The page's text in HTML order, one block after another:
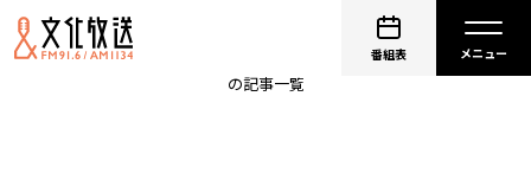
番組表
の記事一覧